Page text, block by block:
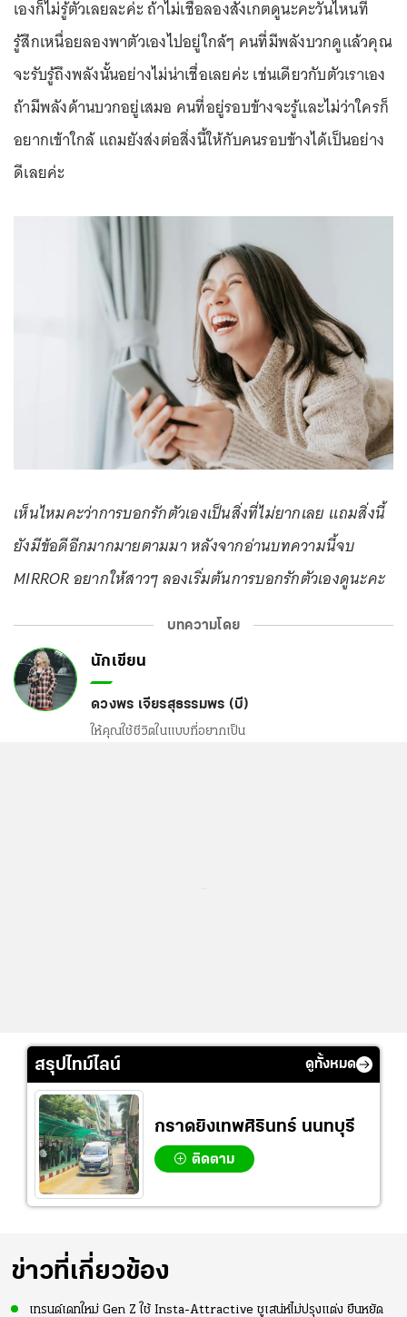
เองก็ไม่รู้ตัวเลยละค่ะ ถ้าไม่เชื่อลองสังเกตดูนะคะวันไหนที่
รู้สึกเหนื่อยลองพาตัวเองไปอยู่ใกล้ๆ คนที่มีพลังบวกดูแล้วคุณ
จะรับรู้ถึงพลังนั้นอย่างไม่น่าเชื่อเลยค่ะ เช่นเดียวกับตัวเราเอง
ถ้ามีพลังด้านบวกอยู่เสมอ คนที่อยู่รอบข้างจะรู้และไม่ว่าใครก็
อยากเข้าใกล้ แถมยังส่งต่อสิ่งนี้ให้กับคนรอบข้างได้เป็นอย่าง
ดีเลยค่ะ
เห็นไหมคะว่าการบอกรักตัวเองเป็นสิ่งที่ไม่ยากเลย แถมสิ่งนี้
ยังมีข้อดีอีกมากมายตามมา หลังจากอ่านบทความนี้จบ
MIRROR อยากให้สาวๆ ลองเริ่มต้นการบอกรักตัวเองดูนะคะ
บทความโดย
นักเขียน
ดวงพร เจียรสุธรรมพร (บี)
ให้คุณใช้ชีวิตในแบบที่อยากเป็น
สรุปไทม์ไลน์ ดูทั้งหมด
กราดยิงเทพศิรินทร์ นนทบุรี
ติดตาม
ข่าวที่เกี่ยวข้อง
เทรนด์เดทใหม่ Gen Z ใช้ Insta-Attractive ชูเสน่ห์ไม่ปรุงแต่ง ยืนหยัด